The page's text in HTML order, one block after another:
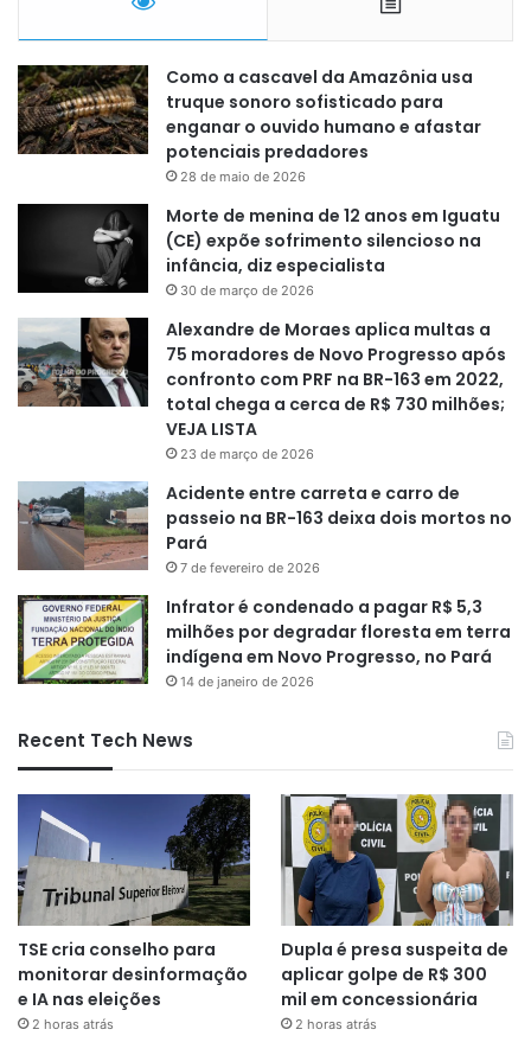
Como a cascavel da Amazônia usa
truque sonoro sofisticado para
enganar o ouvido humano e afastar
potenciais predadores
28 de maio de 2026
Morte de menina de 12 anos em Iguatu
(CE) expõe sofrimento silencioso na
infância, diz especialista
30 de março de 2026
Alexandre de Moraes aplica multas a
75 moradores de Novo Progresso após
confronto com PRF na BR-163 em 2022,
total chega a cerca de R$ 730 milhões;
VEJA LISTA
23 de março de 2026
Acidente entre carreta e carro de
passeio na BR-163 deixa dois mortos no
Pará
7 de fevereiro de 2026
Infrator é condenado a pagar R$ 5,3
milhões por degradar floresta em terra
indígena em Novo Progresso, no Pará
14 de janeiro de 2026
Recent Tech News
TSE cria conselho para
monitorar desinformação
e IA nas eleições
2 horas atrás
Dupla é presa suspeita de
aplicar golpe de R$ 300
mil em concessionária
2 horas atrás